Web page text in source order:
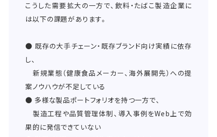
こうした需要拡大の一方で、飲料・たばこ製造企業に
は以下の課題があります。
● 既存の大手チェーン・既存ブランド向け実績に依存
し、
新規業態（健康食品メーカー、海外展開先）への提
案ノウハウが不足している
● 多様な製品ポートフォリオを持つ一方で、
製造工程や品質管理体制、導入事例をWeb上で効
果的に発信できていない